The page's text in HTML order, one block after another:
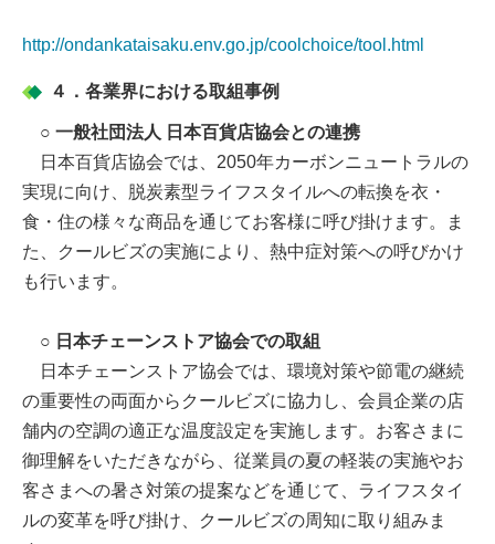
http://ondankataisaku.env.go.jp/coolchoice/tool.html
４．各業界における取組事例
○ 一般社団法人 日本百貨店協会との連携
日本百貨店協会では、2050年カーボンニュートラルの
実現に向け、脱炭素型ライフスタイルへの転換を衣・
食・住の様々な商品を通じてお客様に呼び掛けます。ま
た、クールビズの実施により、熱中症対策への呼びかけ
も行います。
○ 日本チェーンストア協会での取組
日本チェーンストア協会では、環境対策や節電の継続
の重要性の両面からクールビズに協力し、会員企業の店
舗内の空調の適正な温度設定を実施します。お客さまに
御理解をいただきながら、従業員の夏の軽装の実施やお
客さまへの暑さ対策の提案などを通じて、ライフスタイ
ルの変革を呼び掛け、クールビズの周知に取り組みま